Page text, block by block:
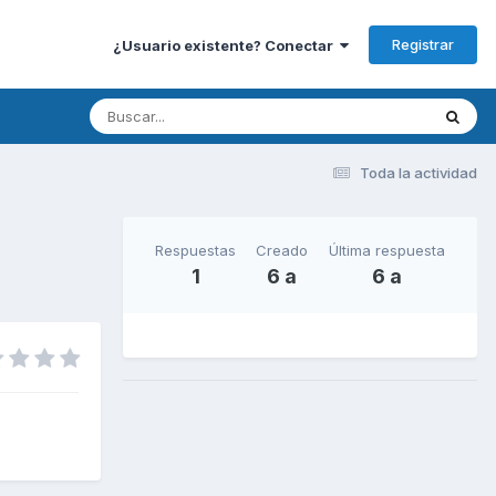
¿Usuario existente? Conectar Registrar
Toda la actividad
Respuestas
1
Creado
6 a
Última respuesta
6 a